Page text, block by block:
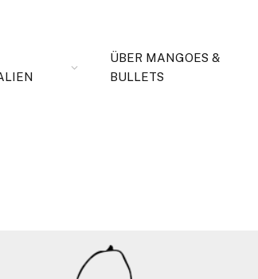
ÜBER MANGOES &
BULLETS